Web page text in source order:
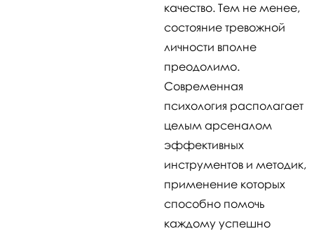
качество. Тем не менее,
состояние тревожной
личности вполне
преодолимо.
Современная
психология располагает
целым арсеналом
эффективных
инструментов и методик,
применение которых
способно помочь
каждому успешно